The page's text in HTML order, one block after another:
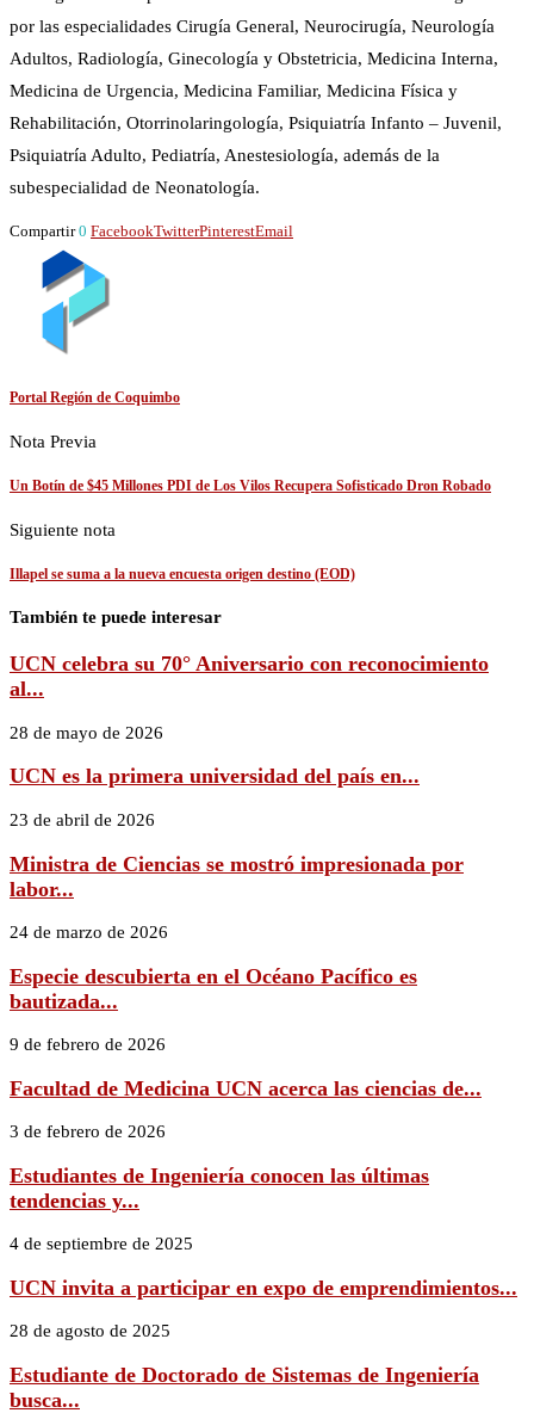
por las especialidades Cirugía General, Neurocirugía, Neurología
Adultos, Radiología, Ginecología y Obstetricia, Medicina Interna,
Medicina de Urgencia, Medicina Familiar, Medicina Física y
Rehabilitación, Otorrinolaringología, Psiquiatría Infanto – Juvenil,
Psiquiatría Adulto, Pediatría, Anestesiología, además de la
subespecialidad de Neonatología.
Compartir 0 FacebookTwitterPinterestEmail
Portal Región de Coquimbo
Nota Previa
Un Botín de $45 Millones PDI de Los Vilos Recupera Sofisticado Dron Robado
Siguiente nota
Illapel se suma a la nueva encuesta origen destino (EOD)
También te puede interesar
UCN celebra su 70° Aniversario con reconocimiento
al...
28 de mayo de 2026
UCN es la primera universidad del país en...
23 de abril de 2026
Ministra de Ciencias se mostró impresionada por
labor...
24 de marzo de 2026
Especie descubierta en el Océano Pacífico es
bautizada...
9 de febrero de 2026
Facultad de Medicina UCN acerca las ciencias de...
3 de febrero de 2026
Estudiantes de Ingeniería conocen las últimas
tendencias y...
4 de septiembre de 2025
UCN invita a participar en expo de emprendimientos...
28 de agosto de 2025
Estudiante de Doctorado de Sistemas de Ingeniería
busca...